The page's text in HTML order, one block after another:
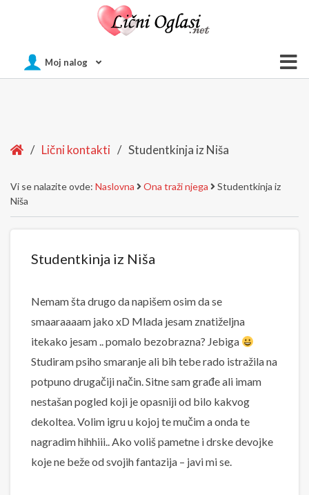
Moj nalog
Home
/ Lični kontakti / Studentkinja iz Niša
Vi se nalazite ovde: Naslovna Ona traži njega
Studentkinja iz
Niša
Studentkinja iz Niša
Nemam šta drugo da napišem osim da se
smaaraaaam jako xD Mlada jesam znatiželjna
itekako jesam .. pomalo bezobrazna? Jebiga
Studiram psiho smaranje ali bih tebe rado istražila na
potpuno drugačiji način. Sitne sam građe ali imam
nestašan pogled koji je opasniji od bilo kakvog
dekoltea. Volim igru u kojoj te mučim a onda te
nagradim hihhiii.. Ako voliš pametne i drske devojke
koje ne beže od svojih fantazija – javi mi se.